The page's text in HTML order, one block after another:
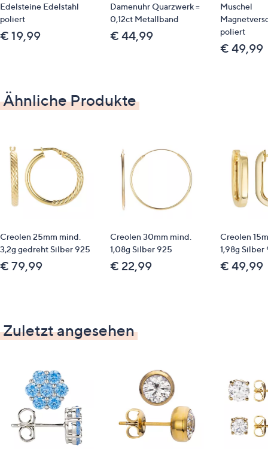
Edelsteine Edelstahl
poliert
€ 19,99
Damenuhr Quarzwerk =
0,12ct Metallband
€ 44,99
Muschel
poliert
€ 49,99
Ähnliche Produkte
Creolen 25mm mind.
3,2g gedreht Silber 925
€ 79,99
Creolen 30mm mind.
1,08g Silber 925
€ 22,99
Creolen
1,98g Silber
€ 49,99
Zuletzt angesehen